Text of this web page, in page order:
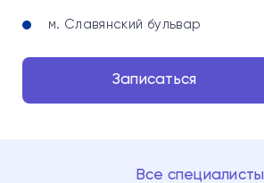
м. Славянский бульвар
Записаться
Все специалисты